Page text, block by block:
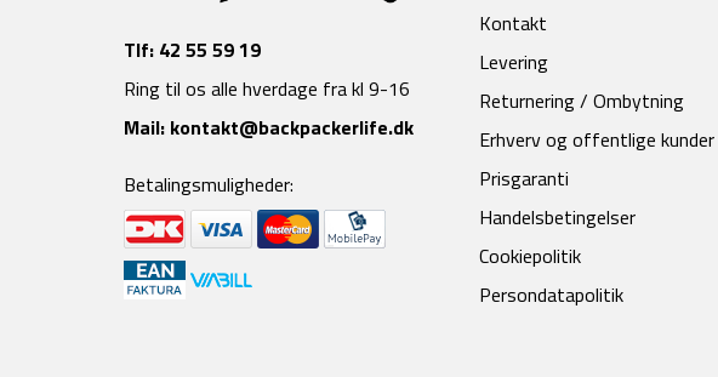
Tlf: 42 55 59 19
Ring til os alle hverdage fra kl 9-16
Mail: kontakt@backpackerlife.dk
Betalingsmuligheder:
Kontakt
Levering
Returnering / Ombytning
Erhverv og offentlige kunder
Prisgaranti
Handelsbetingelser
Cookiepolitik
Persondatapolitik